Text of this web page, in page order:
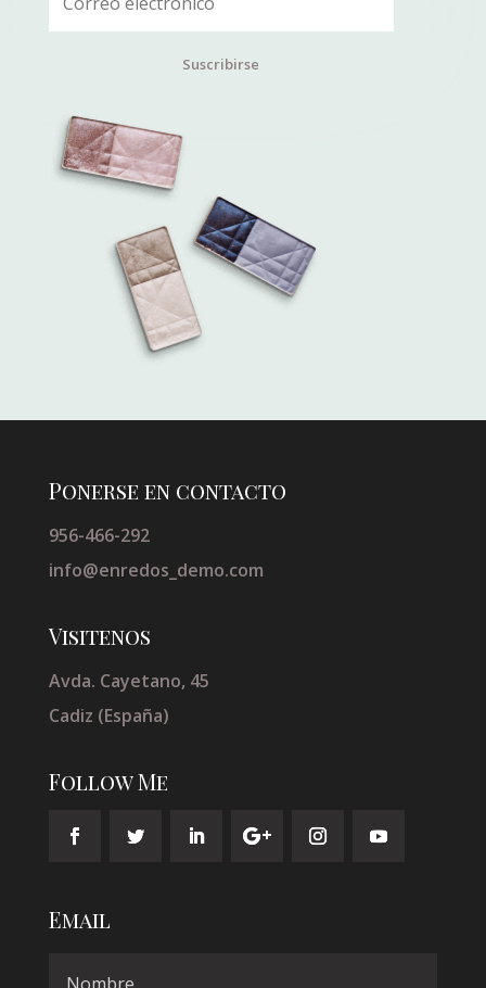
Suscribirse
Ponerse en contacto
956-466-292
info@enredos_demo.com
Visitenos
Avda. Cayetano, 45
Cadiz (España)
Follow Me
Email